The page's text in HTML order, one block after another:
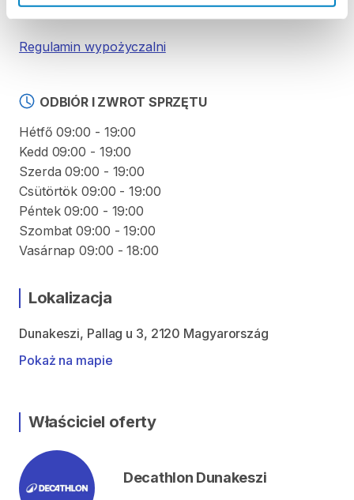
REGULAMIN
Regulamin wypożyczalni
ODBIÓR I ZWROT SPRZĘTU
Hétfő 09:00 - 19:00
Kedd 09:00 - 19:00
Szerda 09:00 - 19:00
Csütörtök 09:00 - 19:00
Péntek 09:00 - 19:00
Szombat 09:00 - 19:00
Vasárnap 09:00 - 18:00
Lokalizacja
Dunakeszi, Pallag u 3, 2120 Magyarország
Pokaż na mapie
Właściciel oferty
Decathlon Dunakeszi